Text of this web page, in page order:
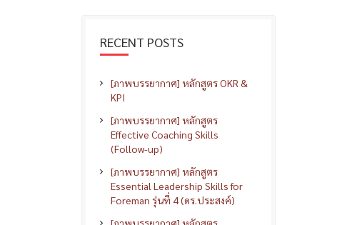
RECENT POSTS
[ภาพบรรยากาศ] หลักสูตร OKR &
KPI
[ภาพบรรยากาศ] หลักสูตร
Effective Coaching Skills
(Follow-up)
[ภาพบรรยากาศ] หลักสูตร
Essential Leadership Skills for
Foreman รุ่นที่ 4 (ดร.ประสงค์)